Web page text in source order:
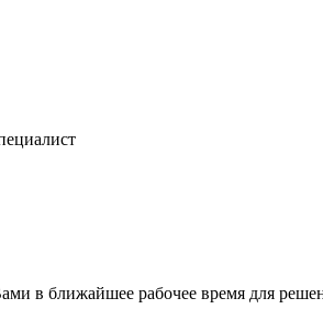
в ближайшее рабочее время для